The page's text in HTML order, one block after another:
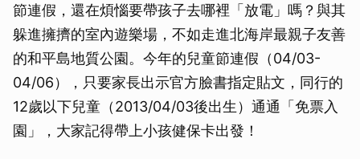
節連假，還在煩惱要帶孩子去哪裡「放電」嗎？與其
躲進擁擠的室內遊樂場，不如走進北海岸最親子友善
的和平島地質公園。今年的兒童節連假（04/03-
04/06），只要家長出示官方臉書指定貼文，同行的
12歲以下兒童（2013/04/03後出生）通通「免票入
園」，大家記得帶上小孩健保卡出發！